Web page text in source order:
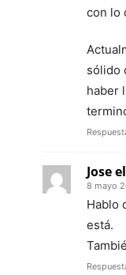
con lo
sólido
haber
Jose
8 mayo
Hablo
está.